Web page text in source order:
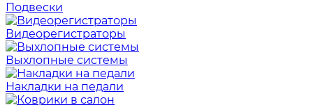
Подвески
Видеорегистраторы
Выхлопные системы
Накладки на педали